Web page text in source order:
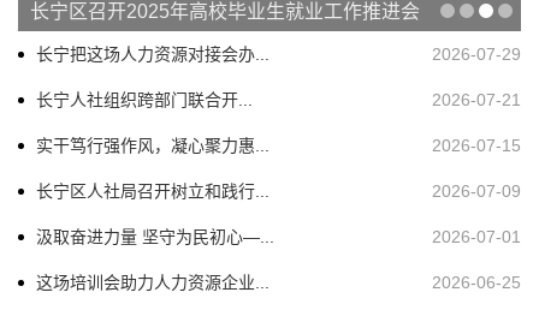
长宁区召开2025年高校毕业生就业工作推进会
长宁把这场人力资源对接会办... 2026-07-29
长宁人社组织跨部门联合开... 2026-07-21
实干笃行强作风，凝心聚力惠... 2026-07-15
长宁区人社局召开树立和践行... 2026-07-09
汲取奋进力量 坚守为民初心—... 2026-07-01
这场培训会助力人力资源企业... 2026-06-25